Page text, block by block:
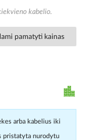
kabelio.
pamatyti kainas
arba kabelius iki
pristatyta nurodytu